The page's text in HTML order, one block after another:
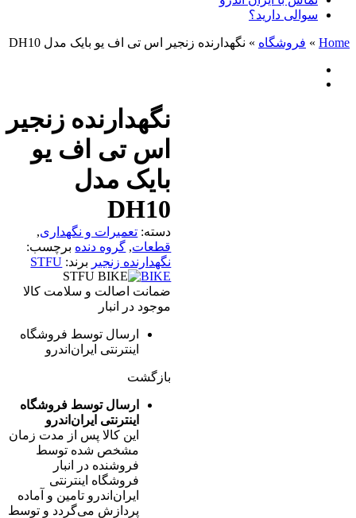
سوالی دارید؟
Home
» فروشگاه » نگهدارنده زنجیر اس تی اف یو بایک مدل DH10
نگهدارنده زنجیر
اس تی اف یو
بایک مدل
DH10
دسته: تعمیرات و نگهداری,
قطعات, گروه دنده برچسب:
نگهدارنده زنجیر برند: STFU
BIKE
ضمانت اصالت و سلامت کالا
موجود در انبار
ارسال توسط فروشگاه
اینترنتی ایران‌اندرو
بازگشت
ارسال توسط فروشگاه
اینترنتی ایران‌اندرو
این کالا پس از مدت زمان
مشخص شده توسط
فروشنده در انبار
فروشگاه اینترنتی
ایران‌اندرو تامین و آماده
پردازش می‌گردد و توسط